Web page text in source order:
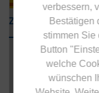
verbessern,
Bestätigen
stimmen Sie
Button
welche
wünschen
Zahlungsarten